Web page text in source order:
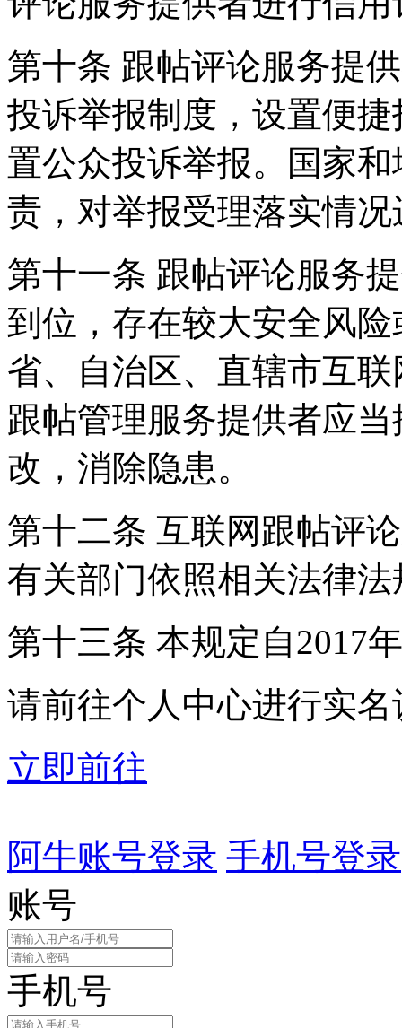
第十条 跟帖评论服务提
投诉举报制度，设置便
置公众投诉举报。国家
责，对举报受理落实情
第十一条 跟帖评论服务
到位，存在较大安全风
省、自治区、直辖市互
跟帖管理服务提供者应
改，消除隐患。
第十二条 互联网跟帖评
有关部门依照相关法律
第十三条 本规定自2017
请前往个人中心进行实名
立即前往
阿牛账号登录 手机号登录
账号
手机号